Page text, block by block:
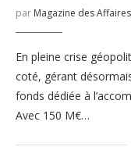
par Magazine des Affaires
En pleine crise
coté, gérant
fonds dédiée à
Avec 150 M€…